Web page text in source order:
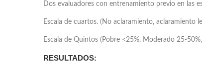
Dos evaluadores con entrenamiento previo en las
Escala de cuartos. (No aclaramiento, aclaramiento
Escala de Quintos (Pobre <25%, Moderado 25-
RESULTADOS: